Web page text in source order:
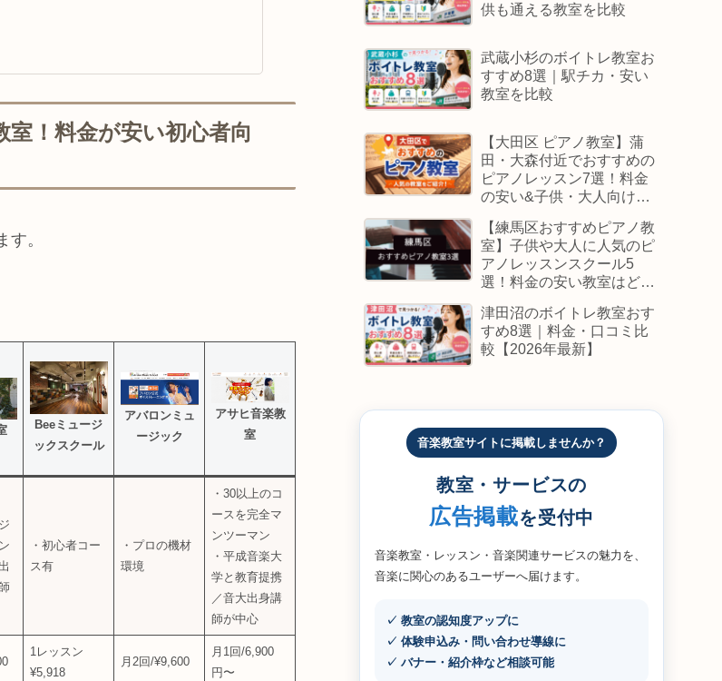
！料金が安い初心者向
。
Beeミュージ
ックスクール
アバロンミュ
ージック
アサヒ音楽教
室
・初心者コー
ス有
・プロの機材
環境
・30以上のコ
ースを完全マ
ンツーマン
・平成音楽大
学と教育提携
／音大出身講
師が中心
1レッスン
¥5,918
月2回/¥9,600
月1回/6,900
円〜
供も通える教室を比較
武蔵小杉のボイトレ教室お
すすめ8選｜駅チカ・安い
教室を比較
【大田区 ピアノ教室】蒲
田・大森付近でおすすめの
ピアノレッスン7選！料金
の安い&子供・大人向けス
【練馬区おすすめピアノ教
室】子供や大人に人気のピ
アノレッスンスクール5
選！料金の安い教室はど
津田沼のボイトレ教室おす
すめ8選｜料金・口コミ比
較【2026年最新】
音楽教室サイトに掲載しませんか？
教室・サービスの
広告掲載を受付中
音楽教室・レッスン・音楽関連サービスの魅力を、
音楽に関心のあるユーザーへ届けます。
✓ 教室の認知度アップに
✓ 体験申込み・問い合わせ導線に
✓ バナー・紹介枠など相談可能